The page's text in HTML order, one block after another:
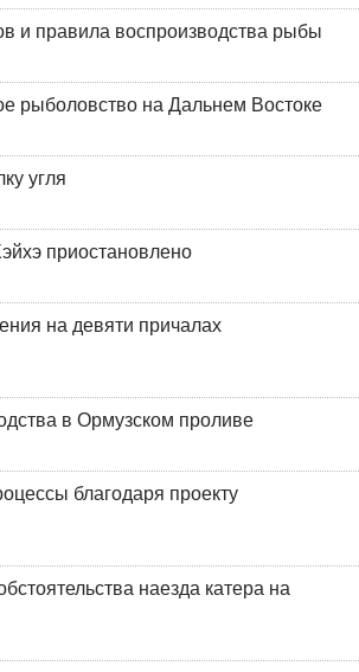
и правила воспроизводства рыбы
рыболовство на Дальнем Востоке
угля
приостановлено
на девяти причалах
в Ормузском проливе
благодаря проекту
наезда катера на